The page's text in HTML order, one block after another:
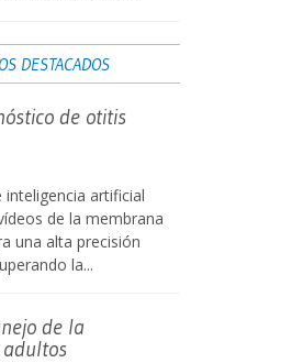
DESTACADOS
de otitis
artificial
de la membrana
una alta precisión
la...
de la